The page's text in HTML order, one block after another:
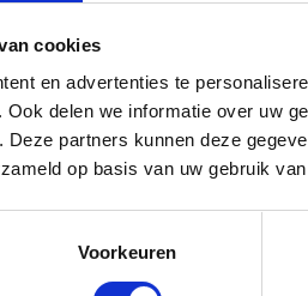
cookies
en advertenties te
delen we informatie over uw
Deze partners kunnen deze
op basis van uw gebruik
Voorkeuren